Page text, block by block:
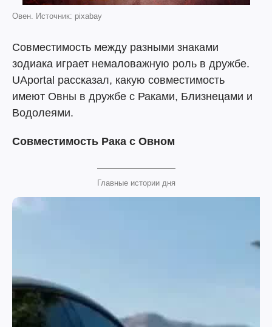
Овен. Источник: pixabay
Совместимость между разными знаками
зодиака играет немаловажную роль в дружбе.
UAportal рассказал, какую совместимость
имеют Овны в дружбе с Раками, Близнецами и
Водолеями.
Совместимость Рака с Овном
Главные истории дня